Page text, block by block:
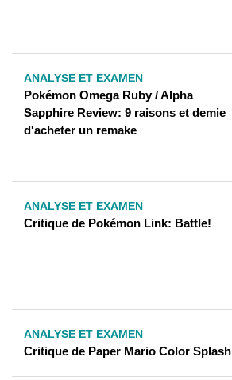
ANALYSE ET EXAMEN
Pokémon Omega Ruby / Alpha
Sapphire Review: 9 raisons et demie
d'acheter un remake
ANALYSE ET EXAMEN
Critique de Pokémon Link: Battle!
ANALYSE ET EXAMEN
Critique de Paper Mario Color Splash